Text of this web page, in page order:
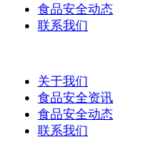
食品安全动态
联系我们
关于我们
食品安全资讯
食品安全动态
联系我们